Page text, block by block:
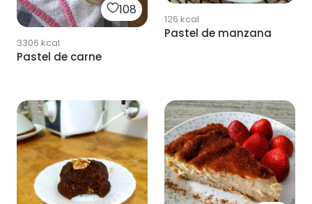
108
3306 kcal
Pastel de carne
126 kcal
Pastel de manzana